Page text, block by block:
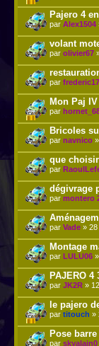
Pajero 4
par Alex1504
volant
par olivier67
par frederic17
Mon Paj
par
Bricoles
par navnico
que
par
dégivrage
par montero
par Vade » 28
Montage
par LULU06
PAJERO 4
par JK2R »
le pajero
par titouch »
Pose
par skyalain0